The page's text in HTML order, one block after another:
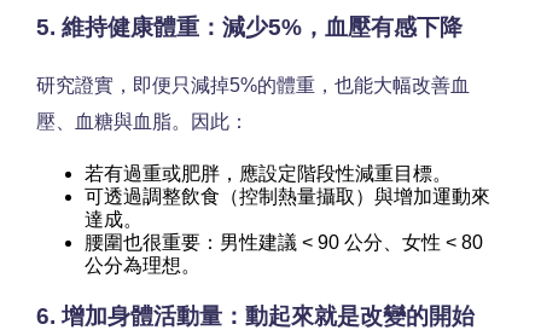
5. 維持健康體重：減少5%，血壓有感下降
研究證實，即便只減掉5%的體重，也能大幅改善血
壓、血糖與血脂。因此：
若有過重或肥胖，應設定階段性減重目標。
可透過調整飲食（控制熱量攝取）與增加運動來
達成。
腰圍也很重要：男性建議 < 90 公分、女性 < 80
公分為理想。
6. 增加身體活動量：動起來就是改變的開始